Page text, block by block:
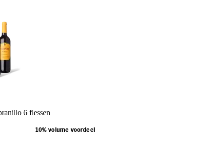
6 flessen
10% volume voordeel